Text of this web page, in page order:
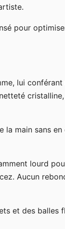
pour
lui conférant
la main sans
lourd
Aucun
et des balles